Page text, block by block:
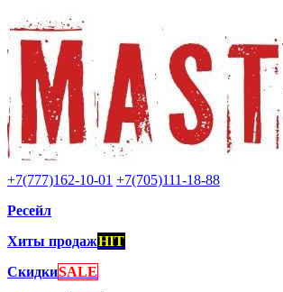
+7(777)162-10-01 +7(705)111-18-88
Ресейл
Хиты продажHIT
СкидкиSALE